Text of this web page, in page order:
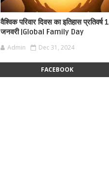
वैश्विक परिवार दिवस का इतिहास प्रतिवर्ष 1
जनवरी |Global Family Day
Admin Dec 31, 2024
FACEBOOK